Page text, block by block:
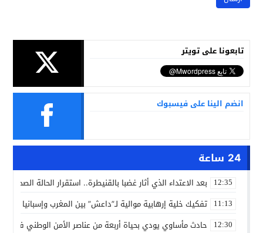
تابعونا على تويتر
انضم الينا على فيسبوك
24 ساعة
12:35 بعد الاعتداء الذي أثار غضبا بالقنيطرة.. استقرار الحالة
11:13 تفكيك خلية إرهابية موالية لـ”داعش” بين المغرب وإسبانيا في
12:30 حادث مأساوي يودي بحياة أربعة من عناصر الأمن الوطني في